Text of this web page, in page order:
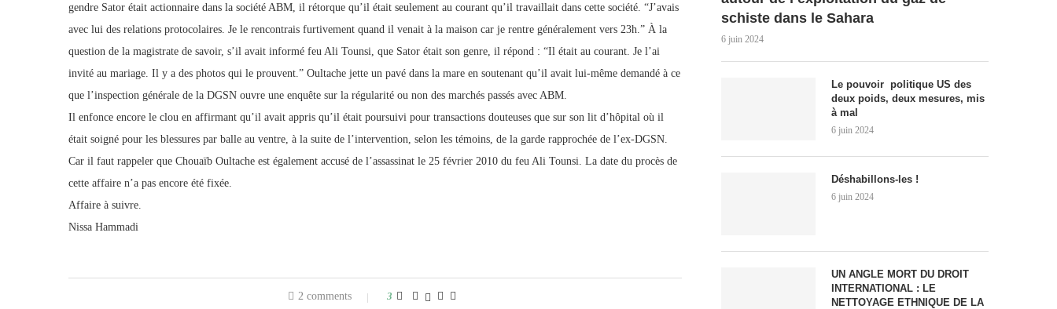
gendre Sator était actionnaire dans la société ABM, il rétorque qu’il était seulement au courant qu’il travaillait dans cette société. “J’avais
avec lui des relations protocolaires. Je le rencontrais furtivement quand il venait à la maison car je rentre généralement vers 23h.” À la
question de la magistrate de savoir, s’il avait informé feu Ali Tounsi, que Sator était son genre, il répond : “Il était au courant. Je l’ai
invité au mariage. Il y a des photos qui le prouvent.” Oultache jette un pavé dans la mare en soutenant qu’il avait lui-même demandé à ce
que l’inspection générale de la DGSN ouvre une enquête sur la régularité ou non des marchés passés avec ABM.
Il enfonce encore le clou en affirmant qu’il avait appris qu’il était poursuivi pour transactions douteuses que sur son lit d’hôpital où il
était soigné pour les blessures par balle au ventre, à la suite de l’intervention, selon les témoins, de la garde rapprochée de l’ex-DGSN.
Car il faut rappeler que Chouaïb Oultache est également accusé de l’assassinat le 25 février 2010 du feu Ali Tounsi. La date du procès de
cette affaire n’a pas encore été fixée.
Affaire à suivre.
Nissa Hammadi
2 comments 3
schiste dans le Sahara
6 juin 2024
Le pouvoir politique US des
deux poids, deux mesures, mis
à mal
6 juin 2024
Déshabillons-les !
6 juin 2024
UN ANGLE MORT DU DROIT
INTERNATIONAL : LE
NETTOYAGE ETHNIQUE DE LA